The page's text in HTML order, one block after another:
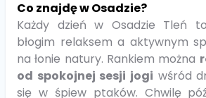
Co znajdę w Osadzie?
Każdy dzień w Osadzie Tleń
błogim relaksem a aktywnym
na łonie natury. Rankiem można
od spokojnej sesji jogi wśród
się w śpiew ptaków. Chwilę